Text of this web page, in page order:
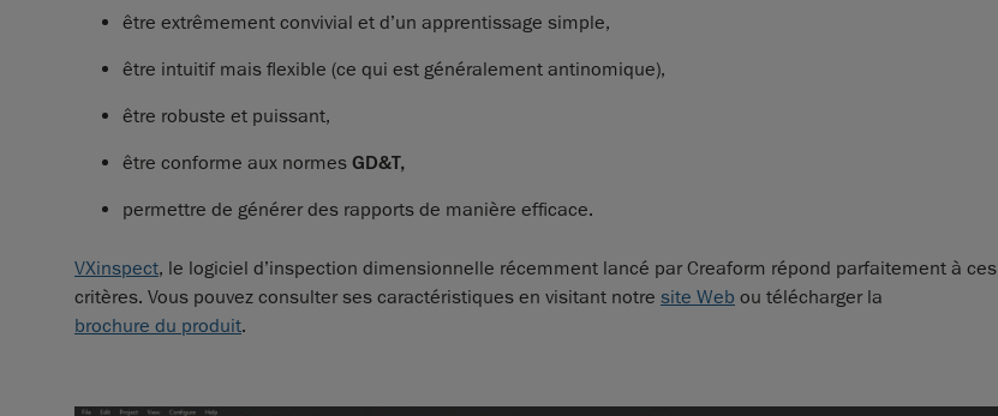
être extrêmement convivial et d’un apprentissage simple,
être intuitif mais flexible (ce qui est généralement antinomique),
être robuste et puissant,
être conforme aux normes GD&T,
permettre de générer des rapports de manière efficace.
VXinspect, le logiciel d’inspection dimensionnelle récemment lancé par Creaform répond parfaitement à ces
critères. Vous pouvez consulter ses caractéristiques en visitant notre site Web ou télécharger la
brochure du produit.